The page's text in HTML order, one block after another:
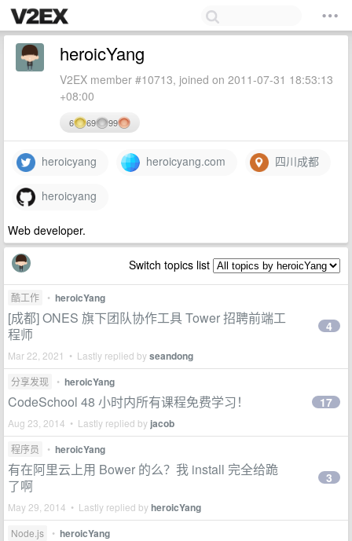
heroicYang
V2EX member #10713, joined on 2011-07-31 18:53:13
+08:00
6 69 99
heroicyang heroicyang.com 四川成都
heroicyang
Web developer.
Switch topics list
酷工作 • heroicYang
[成都] ONES 旗下团队协作工具 Tower 招聘前端工
程师
Mar 22, 2021 • Lastly replied byseandong
4
分享发现 • heroicYang
CodeSchool 48 小时内所有课程免费学习！
Aug 23, 2014 • Lastly replied by jacob
17
程序员 • heroicYang
有在阿里云上用 Bower 的么？我 install 完全给跪
了啊
May 29, 2014 • Lastly replied byheroicYang
3
Node.js • heroicYang